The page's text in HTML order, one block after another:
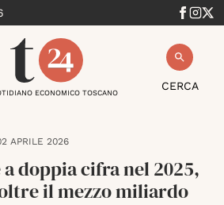
CERCA
ECONOMICO TOSCANO
APRILE 2026
doppia cifra nel 2025,
il mezzo miliardo